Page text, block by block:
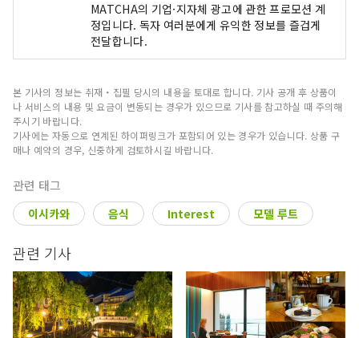
MATCHA의 기업·지자체 광고에 관한 프로모션 계
정입니다. 독자 여러분에게 유익한 정보를 즐겁게
전달합니다.
본 기사의 정보는 취재・집필 당시의 내용을 토대로 합니다. 기사 공개 후 상품이
나 서비스의 내용 및 요금이 변동되는 경우가 있으므로 기사를 참고하실 때 주의해
주시기 바랍니다.
기사에는 자동으로 연계된 하이퍼링크가 포함되어 있는 경우가 있습니다. 상품 구
매나 예약의 경우, 신중하게 검토하시길 바랍니다.
관련 태그
이시카와 음식 Interest 모델 루트
관련 기사